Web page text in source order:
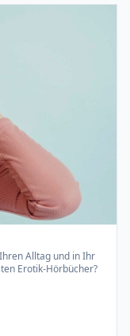
Alltag und in Ihr
Erotik-Hörbücher?